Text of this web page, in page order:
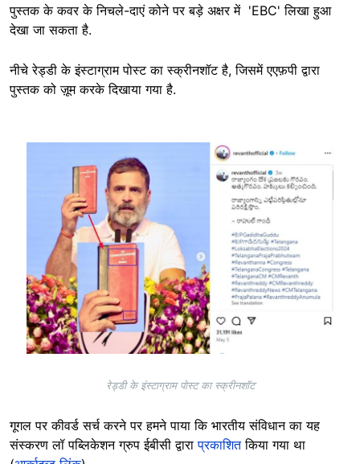
पुस्तक के कवर के निचले-दाएं कोने पर बड़े अक्षर में 'EBC' लिखा हुआ
देखा जा सकता है.
नीचे रेड्डी के इंस्टाग्राम पोस्ट का स्क्रीनशॉट है, जिसमें एएफ़पी द्वारा
पुस्तक को ज़ूम करके दिखाया गया है.
रेड्डी के इंस्टाग्राम पोस्ट का स्क्रीनशॉट
गूगल पर कीवर्ड सर्च करने पर हमने पाया कि भारतीय संविधान का यह
संस्करण लॉ पब्लिकेशन ग्रुप ईबीसी द्वाराप्रकाशितकिया गया था